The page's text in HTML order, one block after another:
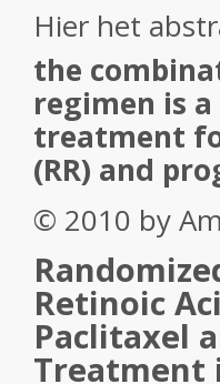
Hier het
the
regimen is
treatment
(RR) and
© 2010 by
Retinoic
Paclitaxel
Treatment